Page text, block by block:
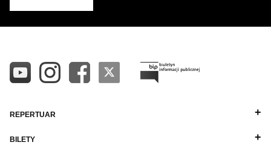
REPERTUAR
BILETY